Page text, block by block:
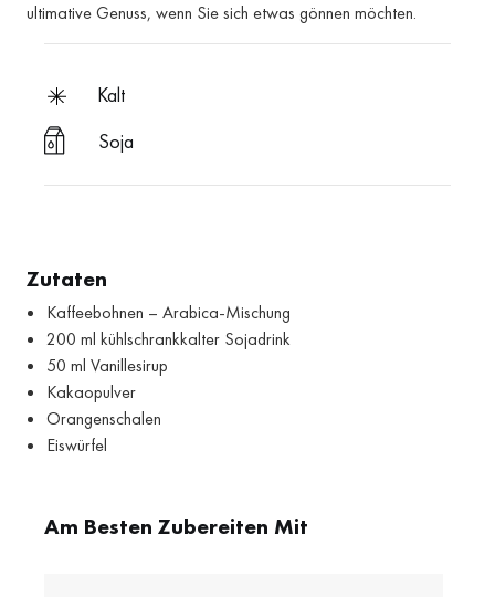
ultimative Genuss, wenn Sie sich etwas gönnen möchten.
kalt
Soja
Zutaten
Kaffeebohnen – Arabica-Mischung
200 ml kühlschrankkalter Sojadrink
50 ml Vanillesirup
Kakaopulver
Orangenschalen
Eiswürfel
Am Besten Zubereiten Mit